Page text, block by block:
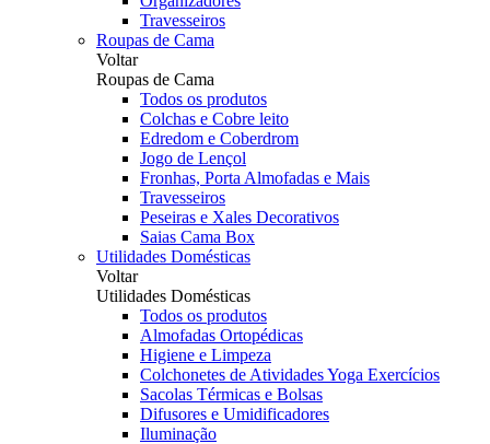
Travesseiros
Roupas de Cama
Voltar
Roupas de Cama
Todos os produtos
Colchas e Cobre leito
Edredom e Coberdrom
Jogo de Lençol
Fronhas, Porta Almofadas e Mais
Travesseiros
Peseiras e Xales Decorativos
Saias Cama Box
Utilidades Domésticas
Voltar
Utilidades Domésticas
Todos os produtos
Almofadas Ortopédicas
Higiene e Limpeza
Colchonetes de Atividades Yoga Exercícios
Sacolas Térmicas e Bolsas
Difusores e Umidificadores
Iluminação